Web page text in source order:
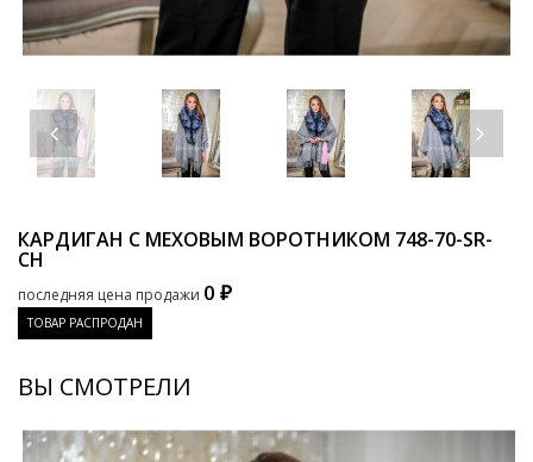
КАРДИГАН С МЕХОВЫМ ВОРОТНИКОМ 748-70-SR-
CH
последняя цена продажи 0 ₽
ТОВАР РАСПРОДАН
ВЫ СМОТРЕЛИ